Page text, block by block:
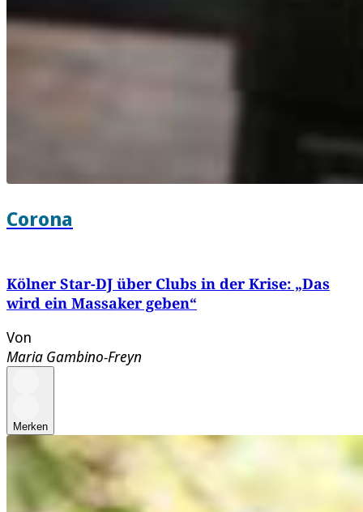
Corona
Kölner Star-DJ über Clubs in der Krise: „Das
wird ein Massaker geben“
Von
Maria Gambino-Freyn
Merken